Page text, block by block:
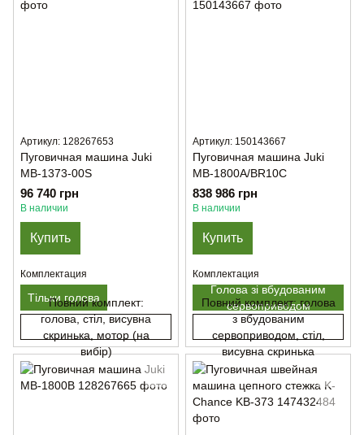
Артикул: 128267653
Пуговичная машина Juki
MB-1373-00S
96 740 грн
В наличии
Купить
Комплектация
Тільки голова
Повний комплект:
голова, стіл, висувна
скринька, мотор (на
вибір)
Артикул: 150143667
Пуговичная машина Juki
MB-1800A/BR10C
838 986 грн
В наличии
Купить
Комплектация
Голова зі вбудованим
сервоприводом
Повний комплект: голова
з вбудованим
сервоприводом, стіл,
висувна скринька